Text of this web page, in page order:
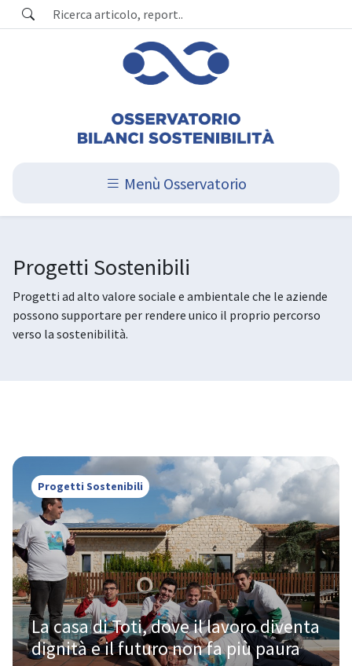
Menù Osservatorio
Progetti Sostenibili
Progetti ad alto valore sociale e ambientale che le aziende
possono supportare per rendere unico il proprio percorso
verso la sostenibilità.
Progetti Sostenibili
La casa di Toti, dove il lavoro diventa
dignità e il futuro non fa più paura